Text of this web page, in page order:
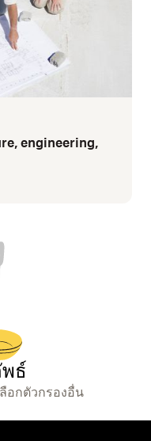
engineering,
ธ์
อกตัวกรองอื่น